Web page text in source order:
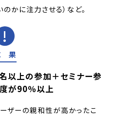
かに注力させる）など。
果
以上の参加＋セミナー参
が90％以上
ザーの親和性が高かったこ